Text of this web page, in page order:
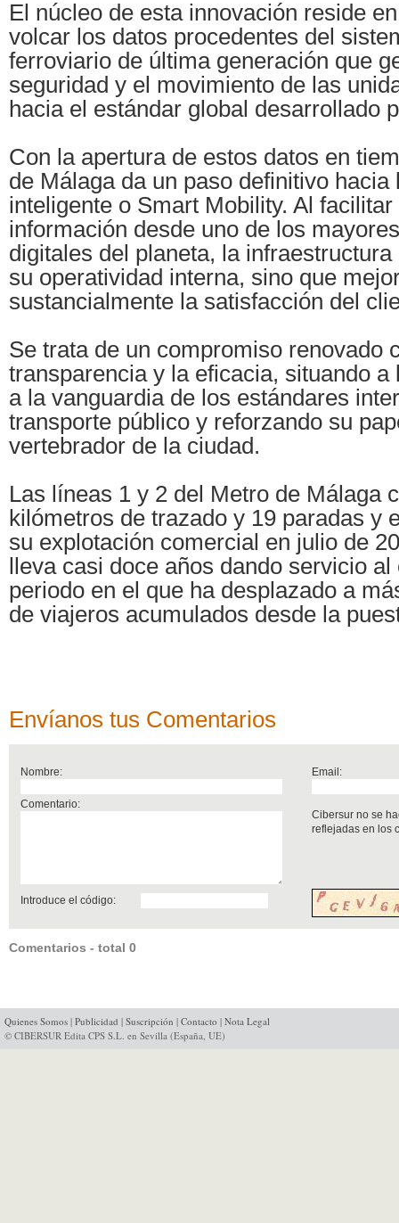
El núcleo de esta innovación reside
volcar los datos procedentes del
ferroviario de última generación que
seguridad y el movimiento de las
hacia el estándar global desarrollado
Con la apertura de estos datos en
de Málaga da un paso definitivo hacia
inteligente o Smart Mobility. Al
información desde uno de los
digitales del planeta, la
su operatividad interna, sino que
sustancialmente la satisfacción del
Se trata de un compromiso renovado
transparencia y la eficacia, situando a
a la vanguardia de los estándares
transporte público y reforzando su
vertebrador de la ciudad.
Las líneas 1 y 2 del Metro de Málaga
kilómetros de trazado y 19 paradas y
su explotación comercial en julio de
lleva casi doce años dando servicio
periodo en el que ha desplazado a
de viajeros acumulados desde la
Envíanos tus Comentarios
Nombre: Email:
Comentario:
Cibersur no se
reflejadas en los
Introduce el código:
Comentarios - total 0
Quienes Somos | Publicidad | Suscripción | Contacto | Nota Legal
© CIBERSUR Edita CPS S.L. en Sevilla (España, UE)